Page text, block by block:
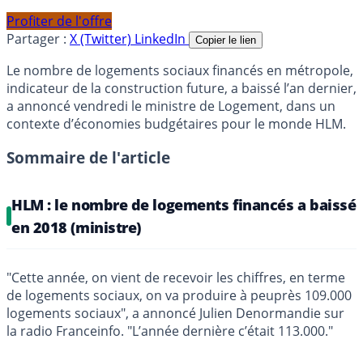
Profiter de l'offre
Partager : X (Twitter) LinkedIn Copier le lien
Le nombre de logements sociaux financés en métropole,
indicateur de la construction future, a baissé l’an dernier,
a annoncé vendredi le ministre de Logement, dans un
contexte d’économies budgétaires pour le monde HLM.
Sommaire de l'article
HLM : le nombre de logements financés a baissé
en 2018 (ministre)
"Cette année, on vient de recevoir les chiffres, en terme
de logements sociaux, on va produire à peuprès 109.000
logements sociaux", a annoncé Julien Denormandie sur
la radio Franceinfo. "L’année dernière c’était 113.000."